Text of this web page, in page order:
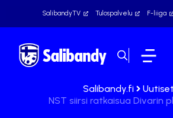
SalibandyTV Tulospalvelu F-liiga
Salibandy.fi
Uutiset
NST siirsi ratkaisua Divarin